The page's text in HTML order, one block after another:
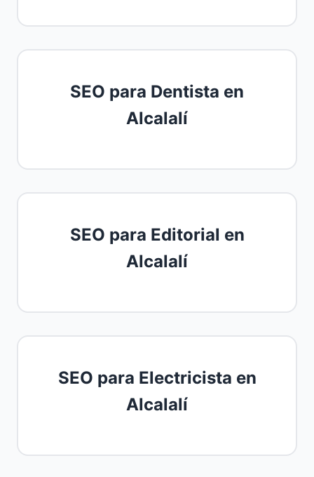
SEO para Dentista en
Alcalalí
SEO para Editorial en
Alcalalí
SEO para Electricista en
Alcalalí